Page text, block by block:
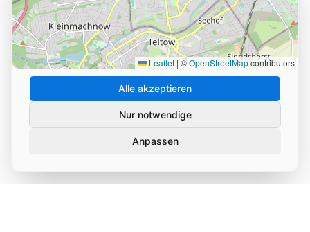
Wir verwenden Cookies und ähnliche Technologien, um
die Nutzung unserer Website zu analysieren und zu
verbessern. Durch Ihre Zustimmung helfen Sie uns,
unseren Service zu optimieren.
Alle akzeptieren
Nur notwendige
Anpassen
Leaflet | ©OpenStreetMapcontributors